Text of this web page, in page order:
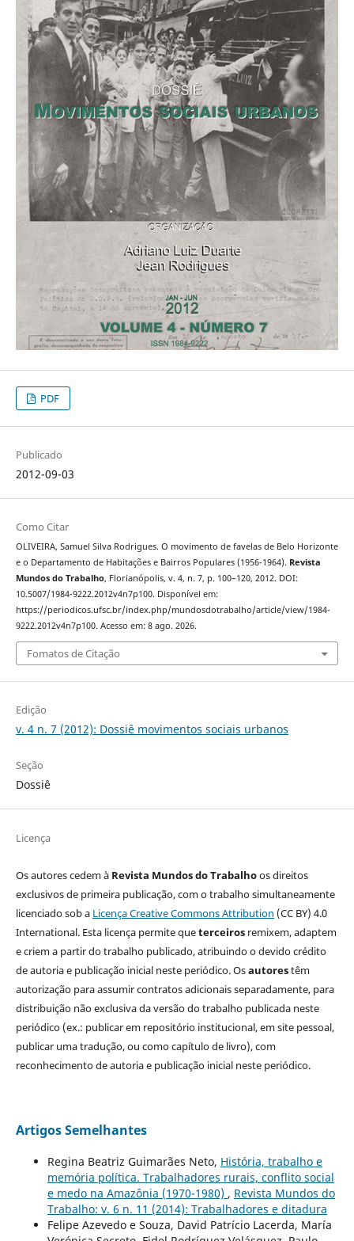
PDF
Publicado
2012-09-03
Como Citar
OLIVEIRA, Samuel Silva Rodrigues. O movimento de favelas de Belo Horizonte
e o Departamento de Habitações e Bairros Populares (1956-1964). Revista
Mundos do Trabalho, Florianópolis, v. 4, n. 7, p. 100–120, 2012. DOI:
10.5007/1984-9222.2012v4n7p100. Disponível em:
https://periodicos.ufsc.br/index.php/mundosdotrabalho/article/view/1984-
9222.2012v4n7p100. Acesso em: 8 ago. 2026.
Fomatos de Citação
Edição
v. 4 n. 7 (2012): Dossiê movimentos sociais urbanos
Seção
Dossiê
Licença
Os autores cedem à Revista Mundos do Trabalhoos direitos
exclusivos de primeira publicação, com o trabalho simultaneamente
licenciado sob a Licença Creative Commons Attribution (CC BY) 4.0
International. Esta licença permite queterceirosremixem, adaptem
e criem a partir do trabalho publicado, atribuindo o devido crédito
de autoria e publicação inicial neste periódico. Osautorestêm
autorização para assumir contratos adicionais separadamente, para
distribuição não exclusiva da versão do trabalho publicada neste
periódico (ex.: publicar em repositório institucional, em site pessoal,
publicar uma tradução, ou como capítulo de livro), com
reconhecimento de autoria e publicação inicial neste periódico.
Artigos Semelhantes
Regina Beatriz Guimarães Neto, História, trabalho e
memória política. Trabalhadores rurais, conflito social
e medo na Amazônia (1970-1980) , Revista Mundos do
Trabalho: v. 6 n. 11 (2014): Trabalhadores e ditadura
Felipe Azevedo e Souza, David Patrício Lacerda, María